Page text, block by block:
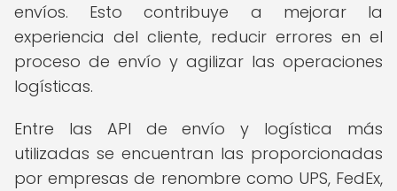
envíos. Esto contribuye a mejorar la
experiencia del cliente, reducir errores en el
proceso de envío y agilizar las operaciones
logísticas.
Entre las API de envío y logística más
utilizadas se encuentran las proporcionadas
por empresas de renombre como UPS, FedEx,